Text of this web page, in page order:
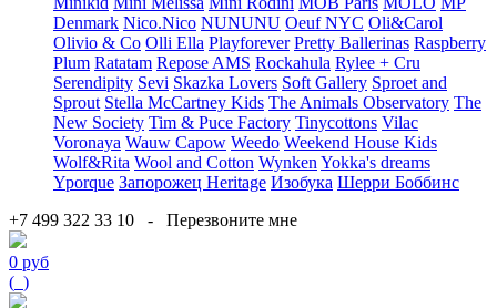
Denmark Nico.Nico NUNUNU Oeuf NYC Oli&Carol
Olivio & Co Olli Ella Playforever Pretty Ballerinas Raspberry
Plum Ratatam Repose AMS Rockahula Rylee + Cru
Serendipity Sevi Skazka Lovers Soft Gallery Sproet and
Sprout Stella McCartney Kids The Animals Observatory The
New Society Tim & Puce Factory Tinycottons Vilac
Voronaya Wauw Capow Weedo Weekend House Kids
Wolf&Rita Wool and Cotton Wynken Yokka's dreams
Yporque Запорожец Heritage Изобука Шерри Боббинс
+7 499 322 33 10 - Перезвоните мне
0 руб
( )